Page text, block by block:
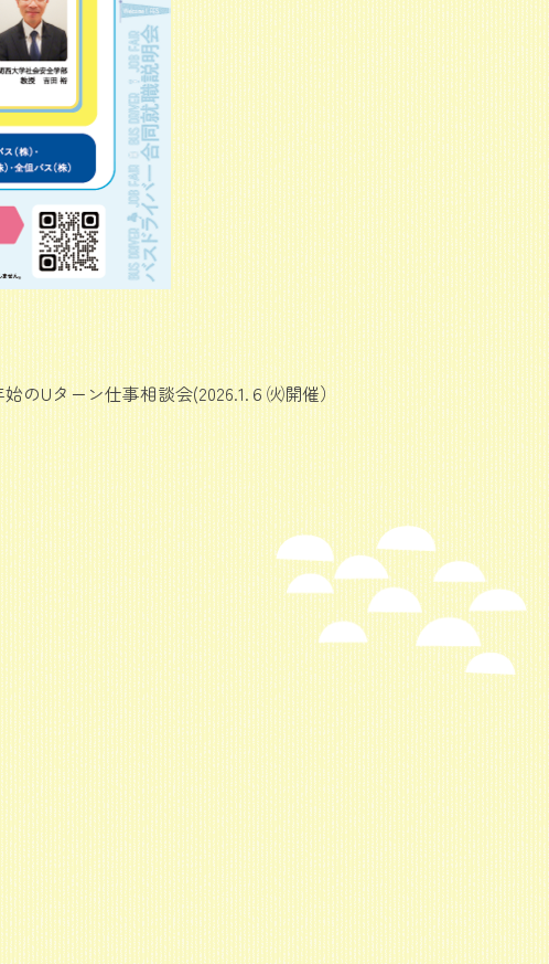
のUターン仕事相談会(2026.1.６㈫開催）